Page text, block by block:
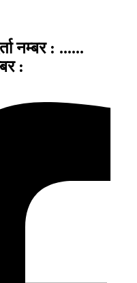
नम्बर : ......
: